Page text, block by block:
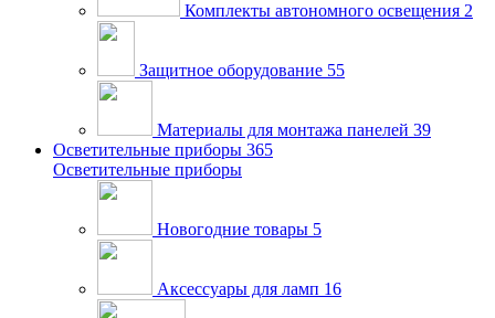
Комплекты автономного освещения 2
Защитное оборудование 55
Материалы для монтажа панелей 39
Осветительные приборы 365
Осветительные приборы
Новогодние товары 5
Аксессуары для ламп 16